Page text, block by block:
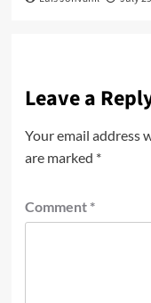
Leave a
Your email address
are marked *
Comment *